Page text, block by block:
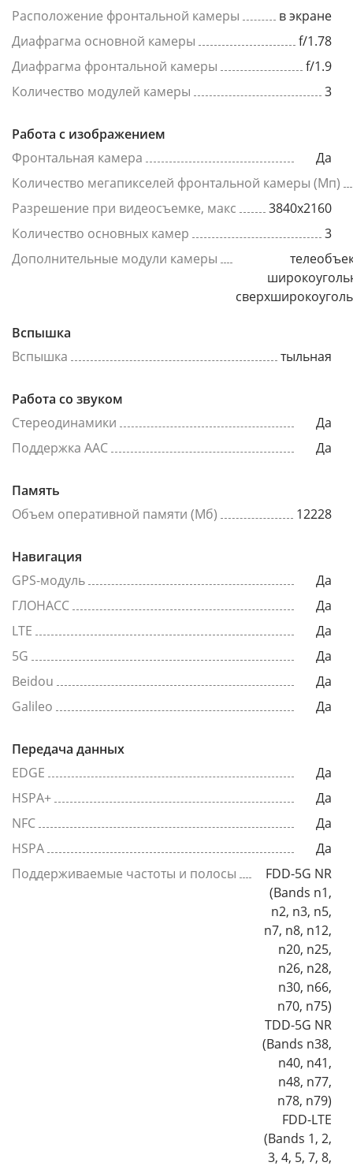
Расположение фронтальной камеры
в экране
Диафрагма основной камеры
f/1.78
Диафрагма фронтальной камеры
f/1.9
Количество модулей камеры
3
Работа с изображением
Фронтальная камера
Да
Количество мегапикселей фронтальной камеры (Мп)
Разрешение при видеосъемке, макс
3840x2160
Количество основных камер
3
Дополнительные модули камеры
Вспышка
Вспышка
тыльная
Работа со звуком
Стереодинамики
Да
Поддержка AAC
Да
Память
Объем оперативной памяти (Мб)
12228
Навигация
GPS-модуль
Да
ГЛОНАСС
Да
LTE
Да
5G
Да
Beidou
Да
Galileo
Да
Передача данных
EDGE
Да
HSPA+
Да
NFC
Да
HSPA
Да
Поддерживаемые частоты и полосы
FDD-5G NR
(Bands n1,
n2, n3, n5,
n7, n8, n12,
n20, n25,
n26, n28,
n30, n66,
n70, n75)
TDD-5G NR
(Bands n38,
n40, n41,
n48, n77,
n78, n79)
FDD-LTE
(Bands 1, 2,
3, 4, 5, 7, 8,